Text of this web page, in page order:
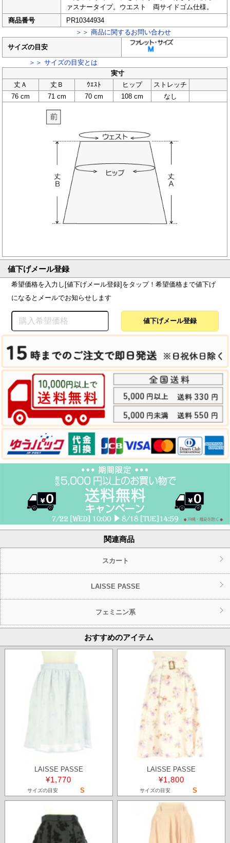
ァスナータイプ。ウエスト 両サイドゴム仕様。
商品番号
PR10344934
＞＞ 商品に関するお問い合わせ
サイズの目安
＞＞ サイズの目安とは
実寸
丈Ａ
丈Ｂ ｳｴｽﾄ ヒップ
ストレッチ
76 cm
71 cm 70 cm 108 cm なし
値下げメール登録
希望価格を入力し[値下げメール登録]をタップ！希望価格まで値下げ
になるとメールでお知らせします
関連商品
スカート
LAISSE PASSE
フェミニン系
おすすめのアイテム
LAISSE PASSE
¥1,770
サイズの目安 S
LAISSE PASSE
¥1,800
サイズの目安 S